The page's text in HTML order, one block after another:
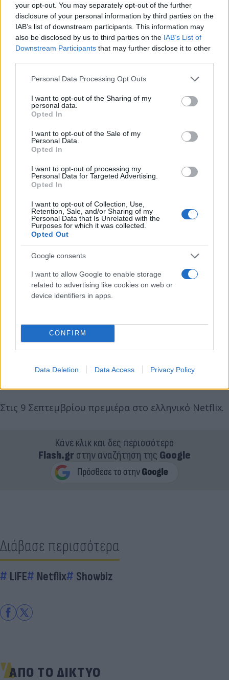
your opt-out. You may separately opt-out of the further
disclosure of your personal information by third parties on the
IAB’s list of downstream participants. This information may
also be disclosed by us to third parties on the IAB’s List of
Downstream Participants that may further disclose it to other
Please note that this website/app uses one or more Google
not limited to your visit or usage behaviour. You may click to
grant or deny consent to Google and its third-party tags to
use your data for below specified purposes in below Google
consent section.
Personal Data Processing Opt Outs
I want to opt-out of the Sharing of my
personal data.
Opted In
I want to opt-out of the Sale of my
Personal Data.
Opted In
I want to opt-out of processing my
Personal Data for Targeted Advertising.
Opted In
I want to opt-out of Collection, Use,
Retention, Sale, and/or Sharing of my
Personal Data that Is Unrelated with the
Purposes for which it was collected.
Opted Out
Google consents
I want to allow Google to enable storage
related to advertising like cookies on web or
device identifiers in apps.
CONFIRM
Data Deletion Data Access Privacy Policy
Απολαύστε το trailer το οποίο είναι No mercy:
https://www.youtube.com/watch?v=lA2dmM39Vcs
Στις 9 Σεπτεμβρίου πρεμιέρα στο ελληνικό Netflix.
Κάνε κλικ και δες περισσότερο
Flash.grστην αναζήτηση της Google
Διάβασε περισσότερα
LIFE Netflix Showbiz
ΑΠΟ ΤΟ ΔΙΚΤΥΟ